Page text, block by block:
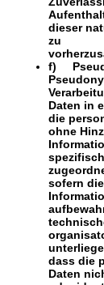
dieser
zu
f)
Daten in
die
ohne
sofern
dass die
Daten